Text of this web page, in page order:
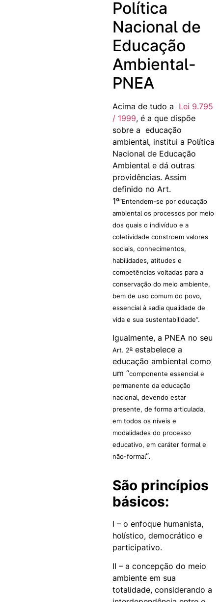
Política
Nacional de
Educação
Ambiental-
PNEA
Acima de tudo a Lei 9.795
/ 1999, é a que dispõe
sobre a educação
ambiental, institui a Política
Nacional de Educação
Ambiental e dá outras
providências. Assim
definido no Art.
1º“Entendem-se por educação
ambiental os processos por meio
dos quais o indivíduo e a
coletividade constroem valores
sociais, conhecimentos,
habilidades, atitudes e
competências voltadas para a
conservação do meio ambiente,
bem de uso comum do povo,
essencial à sadia qualidade de
vida e sua sustentabilidade”.
Igualmente, a PNEA no seu
Art. 2oestabelece a
educação ambiental como
um “componente essencial e
permanente da educação
nacional, devendo estar
presente, de forma articulada,
em todos os níveis e
modalidades do processo
educativo, em caráter formal e
não-formal“.
São princípios
básicos:
I – o enfoque humanista,
holístico, democrático e
participativo.
II – a concepção do meio
ambiente em sua
totalidade, considerando a